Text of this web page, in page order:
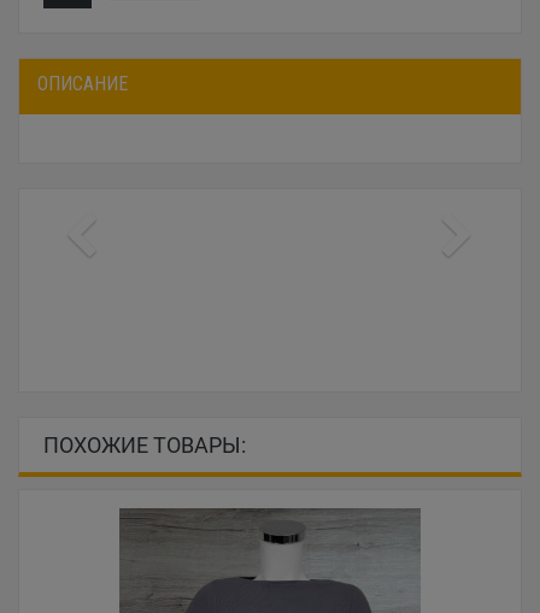
ОПИСАНИЕ
ПОХОЖИЕ ТОВАРЫ: